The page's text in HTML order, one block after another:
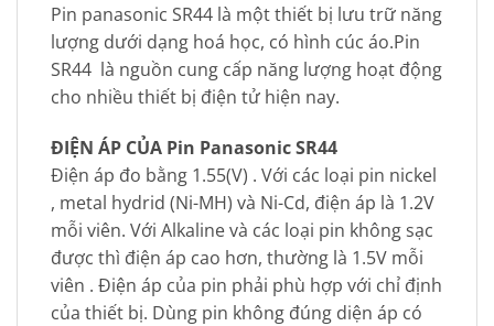
Pin panasonic SR44 là một thiết bị lưu trữ năng
lượng dưới dạng hoá học, có hình cúc áo.Pin
SR44 là nguồn cung cấp năng lượng hoạt động
cho nhiều thiết bị điện tử hiện nay.
ĐIỆN ÁP CỦA Pin Panasonic SR44
Điện áp đo bằng 1.55(V) . Với các loại pin nickel
, metal hydrid (Ni-MH) và Ni-Cd, điện áp là 1.2V
mỗi viên. Với Alkaline và các loại pin không sạc
được thì điện áp cao hơn, thường là 1.5V mỗi
viên . Điện áp của pin phải phù hợp với chỉ định
của thiết bị. Dùng pin không đúng diện áp có